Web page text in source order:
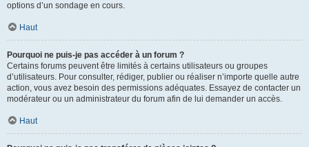
options d’un sondage en cours.
Haut
Pourquoi ne puis-je pas accéder à un forum ?
Certains forums peuvent être limités à certains utilisateurs ou groupes
d’utilisateurs. Pour consulter, rédiger, publier ou réaliser n’importe quelle autre
action, vous avez besoin des permissions adéquates. Essayez de contacter un
modérateur ou un administrateur du forum afin de lui demander un accès.
Haut